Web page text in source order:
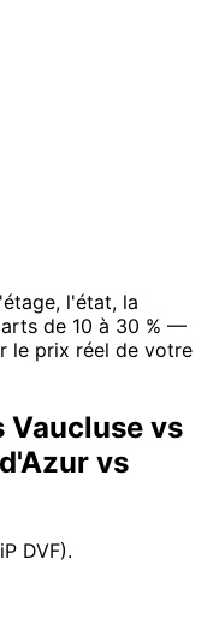
l'état, la
de 10 à 30 % —
le prix réel de votre
Vaucluse vs
vs
DVF).